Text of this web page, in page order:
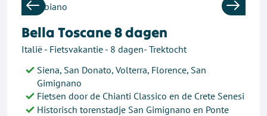
Previous Next
Bella Toscane 8 dagen
Italië - Fietsvakantie - 8 dagen- Trektocht
Siena, San Donato, Volterra, Florence, San
Gimignano
Fietsen door de Chianti Classico en de Crete Senesi
Historisch torenstadje San Gimignano en Ponte